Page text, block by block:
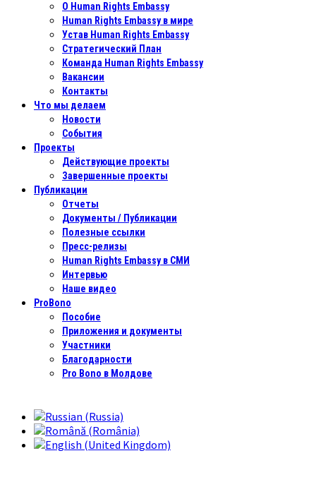
О Human Rights Embassy
Human Rights Embassy в мире
Устав Human Rights Embassy
Стратегический План
Команда Human Rights Embassy
Вакансии
Контакты
Что мы делаем
Новости
События
Проекты
Действующие проекты
Завершенные проекты
Публикации
Отчеты
Документы / Публикации
Полезные ссылки
Пресс-релизы
Human Rights Embassy в СМИ
Интервью
Наше видео
ProBono
Пособие
Приложения и документы
Участники
Благодарности
Pro Bono в Молдове